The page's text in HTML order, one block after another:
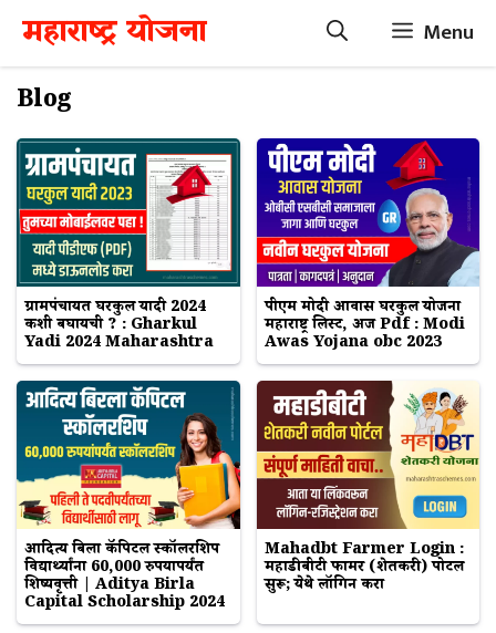
Skip
content
महाराष्ट्र योजना Menu
Blog
ग्रामपंचायत घरकुल यादी 2024
कशी बघायची ? : Gharkul
Yadi 2024 Maharashtra
पीएम मोदी आवास घरकुल योजना
महाराष्ट्र लिस्ट, अर्ज Pdf : Modi
Awas Yojana obc 2023
आदित्य बिर्ला कॅपिटल स्कॉलरशिप
विद्यार्थ्यांना 60,000 रुपयापर्यंत
शिष्यवृत्ती | Aditya Birla
Capital Scholarship 2024
Mahadbt Farmer Login :
महाडीबीटी फार्मर (शेतकरी) पोर्टल
सुरू; येथे लॉगिन करा